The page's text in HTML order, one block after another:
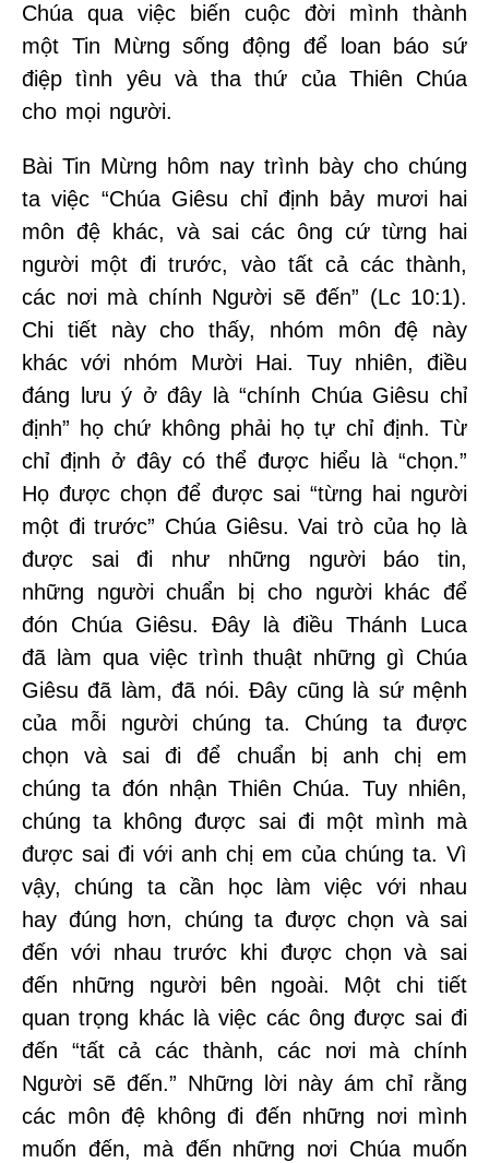
Chúa qua việc biến cuộc đời mình thành
một Tin Mừng sống động để loan báo sứ
điệp tình yêu và tha thứ của Thiên Chúa
cho mọi người.
Bài Tin Mừng hôm nay trình bày cho chúng
ta việc “Chúa Giêsu chỉ định bảy mươi hai
môn đệ khác, và sai các ông cứ từng hai
người một đi trước, vào tất cả các thành,
các nơi mà chính Người sẽ đến” (Lc 10:1).
Chi tiết này cho thấy, nhóm môn đệ này
khác với nhóm Mười Hai. Tuy nhiên, điều
đáng lưu ý ở đây là “chính Chúa Giêsu chỉ
định” họ chứ không phải họ tự chỉ định. Từ
chỉ định ở đây có thể được hiểu là “chọn.”
Họ được chọn để được sai “từng hai người
một đi trước” Chúa Giêsu. Vai trò của họ là
được sai đi như những người báo tin,
những người chuẩn bị cho người khác để
đón Chúa Giêsu. Đây là điều Thánh Luca
đã làm qua việc trình thuật những gì Chúa
Giêsu đã làm, đã nói. Đây cũng là sứ mệnh
của mỗi người chúng ta. Chúng ta được
chọn và sai đi để chuẩn bị anh chị em
chúng ta đón nhận Thiên Chúa. Tuy nhiên,
chúng ta không được sai đi một mình mà
được sai đi với anh chị em của chúng ta. Vì
vậy, chúng ta cần học làm việc với nhau
hay đúng hơn, chúng ta được chọn và sai
đến với nhau trước khi được chọn và sai
đến những người bên ngoài. Một chi tiết
quan trọng khác là việc các ông được sai đi
đến “tất cả các thành, các nơi mà chính
Người sẽ đến.” Những lời này ám chỉ rằng
các môn đệ không đi đến những nơi mình
muốn đến, mà đến những nơi Chúa muốn